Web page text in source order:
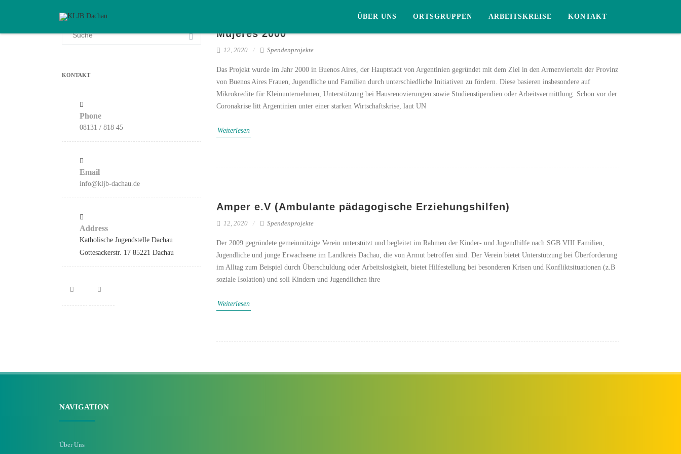
ÜBER UNS ORTSGRUPPEN ARBEITSKREISE KONTAKT
Mujeres 2000
12, 2020 Spendenprojekte
Das Projekt wurde im Jahr 2000 in Buenos Aires, der Hauptstadt von Argentinien gegründet mit dem Ziel in den Armenvierteln der Provinz
von Buenos Aires Frauen, Jugendliche und Familien durch unterschiedliche Initiativen zu fördern. Diese basieren insbesondere auf
Mikrokredite für Kleinunternehmen, Unterstützung bei Hausrenovierungen sowie Studienstipendien oder Arbeitsvermittlung. Schon vor der
Coronakrise litt Argentinien unter einer starken Wirtschaftskrise, laut UN
Weiterlesen
Amper e.V (Ambulante pädagogische Erziehungshilfen)
12, 2020 Spendenprojekte
Der 2009 gegründete gemeinnützige Verein unterstützt und begleitet im Rahmen der Kinder- und Jugendhilfe nach SGB VIII Familien,
Jugendliche und junge Erwachsene im Landkreis Dachau, die von Armut betroffen sind. Der Verein bietet Unterstützung bei Überforderung
im Alltag zum Beispiel durch Überschuldung oder Arbeitslosigkeit, bietet Hilfestellung bei besonderen Krisen und Konfliktsituationen (z.B
soziale Isolation) und soll Kindern und Jugendlichen ihre
Weiterlesen
für:
KONTAKT
Phone
08131 / 818 45
Email
info@kljb-dachau.de
Address
Katholische Jugendstelle Dachau
Gottesackerstr. 17 85221 Dachau
NAVIGATION
Über Uns